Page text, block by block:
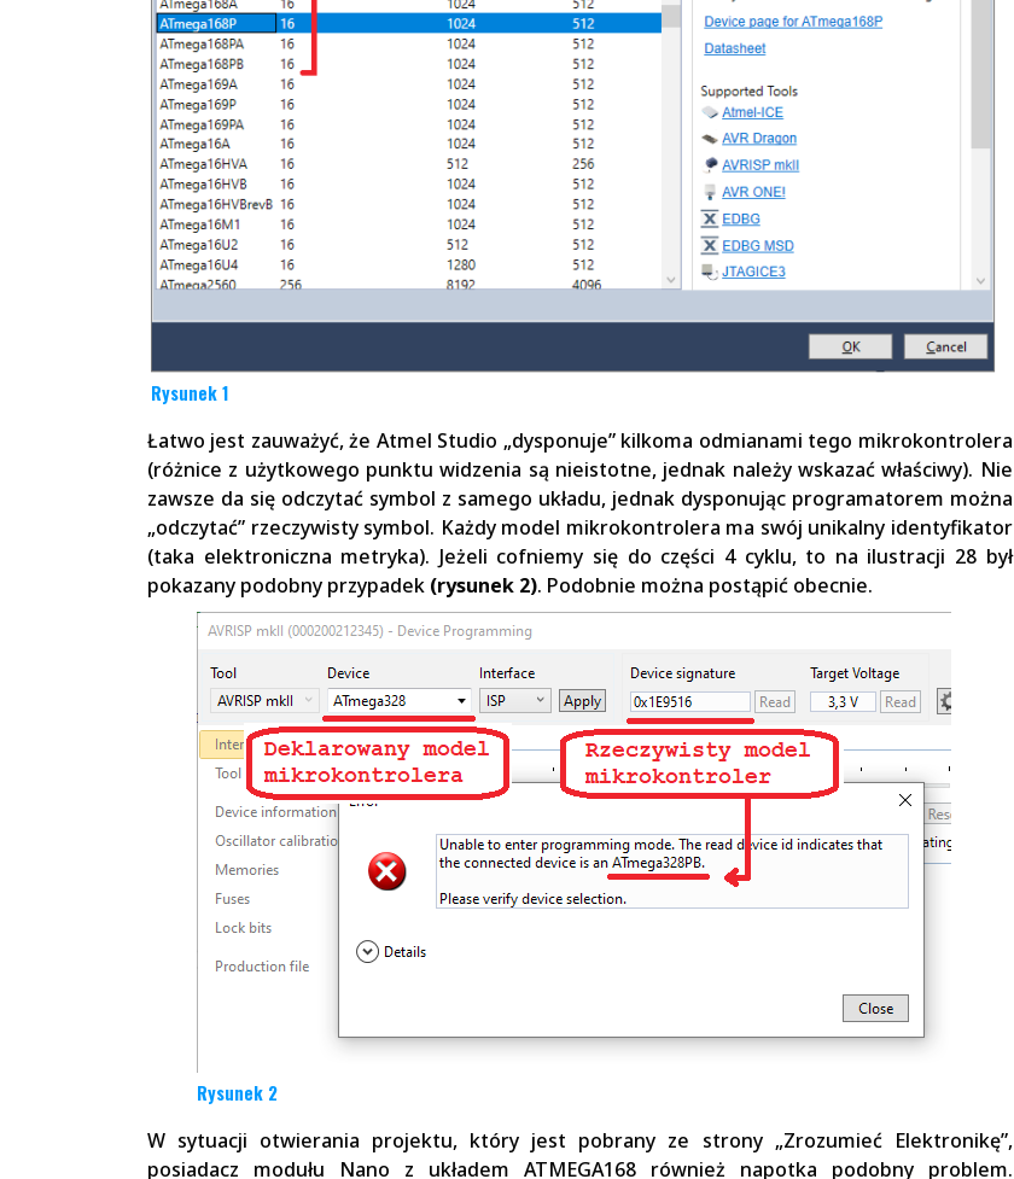
Rysunek 1
Łatwo jest zauważyć, że Atmel Studio „dysponuje” kilkoma odmianami tego mikrokontrolera
(różnice z użytkowego punktu widzenia są nieistotne, jednak należy wskazać właściwy). Nie
zawsze da się odczytać symbol z samego układu, jednak dysponując programatorem można
„odczytać” rzeczywisty symbol. Każdy model mikrokontrolera ma swój unikalny identyfikator
(taka elektroniczna metryka). Jeżeli cofniemy się do części 4 cyklu, to na ilustracji 28 był
pokazany podobny przypadek (rysunek 2). Podobnie można postąpić obecnie.
Rysunek 2
W sytuacji otwierania projektu, który jest pobrany ze strony „Zrozumieć Elektronikę”,
posiadacz modułu Nano z układem ATMEGA168 również napotka podobny problem.